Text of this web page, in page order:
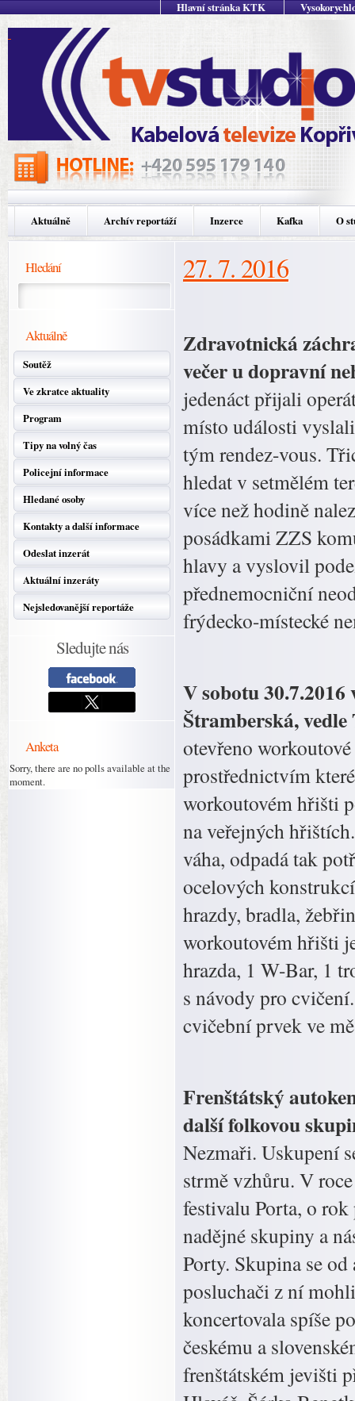
Hlavní stránka KTK
Aktuálně Archív reportáží Inzerce Kafka O
Hledání
Aktuálně
Soutěž
Ve zkratce aktuality
Program
Tipy na volný čas
Policejní informace
Hledané osoby
Kontakty a další informace
Odeslat inzerát
Aktuální inzeráty
Nejsledovanější reportáže
Sledujte nás
Anketa
Sorry, there are no polls available at the
moment.
27. 7. 2016
Zdravotnická
večer u dopravní
jedenáct přijali
místo události
tým rendez-vous.
hledat v setmělém
více než hodině
posádkami ZZS
hlavy a vyslovil
přednemocniční
frýdecko-místecké
V sobotu
Štramberská,
otevřeno
prostřednictvím
workoutovém hřišti
na veřejných
váha, odpadá tak
ocelových
hrazdy, bradla,
workoutovém hřišti
hrazda, 1 W-Bar, 1
s návody pro
cvičební prvek ve
Frenštátský
další folkovou
Nezmaři. Uskupení
strmě vzhůru. V
festivalu Porta, o
nadějné skupiny a
Porty. Skupina se
posluchači z ní
koncertovala spíše
českému a
frenštátském jevišti